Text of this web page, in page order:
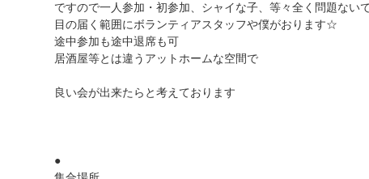
ですので一人参加・初参加、シャイな子、等々全く問題ない
目の届く範囲にボランティアスタッフや僕がおります☆
途中参加も途中退席も可
居酒屋等とは違うアットホームな空間で
良い会が出来たらと考えております
●